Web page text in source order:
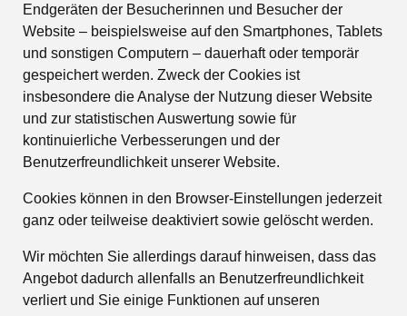
Endgeräten der Besucherinnen und Besucher der
Website – beispielsweise auf den Smartphones, Tablets
und sonstigen Computern – dauerhaft oder temporär
gespeichert werden. Zweck der Cookies ist
insbesondere die Analyse der Nutzung dieser Website
und zur statistischen Auswertung sowie für
kontinuierliche Verbesserungen und der
Benutzerfreundlichkeit unserer Website.
Cookies können in den Browser-Einstellungen jederzeit
ganz oder teilweise deaktiviert sowie gelöscht werden.
Wir möchten Sie allerdings darauf hinweisen, dass das
Angebot dadurch allenfalls an Benutzerfreundlichkeit
verliert und Sie einige Funktionen auf unseren